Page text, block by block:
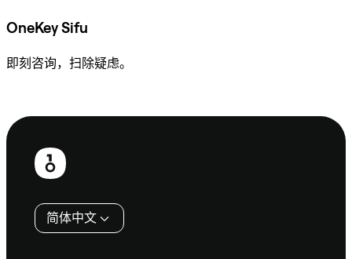
OneKey Sifu
即刻咨询，扫除疑虑。
页
简体中文